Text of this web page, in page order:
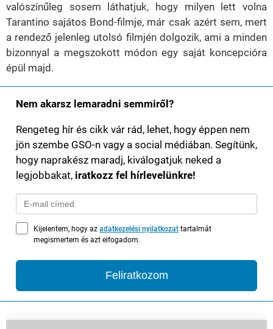
valószínűleg sosem láthatjuk, hogy milyen lett volna
Tarantino sajátos Bond-filmje, már csak azért sem, mert
a rendező jelenleg utolsó filmjén dolgozik, ami a minden
bizonnyal a megszokott módon egy saját koncepcióra
épül majd.
Nem akarsz lemaradni semmiről?
Rengeteg hír és cikk vár rád, lehet, hogy éppen nem
jön szembe GSO-n vagy a social médiában. Segítünk,
hogy naprakész maradj, kiválogatjuk neked a
legjobbakat, iratkozz fel hírlevelünkre!
Kijelentem, hogy az adatkezelési nyilatkozat tartalmát
megismertem és azt elfogadom.
Feliratkozom